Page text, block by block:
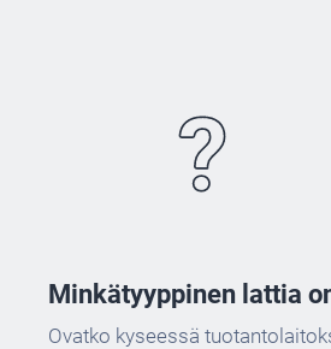
Minkätyyppinen lattia
Ovatko kyseessä